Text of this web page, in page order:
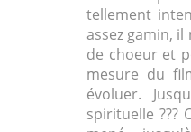
tellement
assez gamin,
de choeur et
mesure du
évoluer.
spirituelle ???